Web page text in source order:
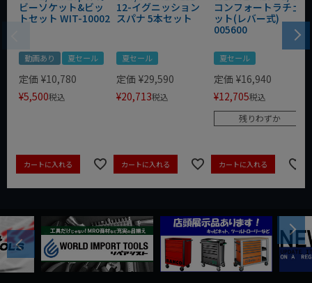
ビーソケット&ビッ
トセット WIT-10002
動画あり 夏セール
定価 ¥10,780
¥5,500税込
カートに入れる
12-イグニッション
スパナ 5本セット
夏セール
定価 ¥29,590
¥20,713税込
カートに入れる
コンフォートラチェ
ット(レバー式)
005600
夏セール
定価 ¥16,940
¥12,705税込
残りわずか
カートに入れる
Previous
Next